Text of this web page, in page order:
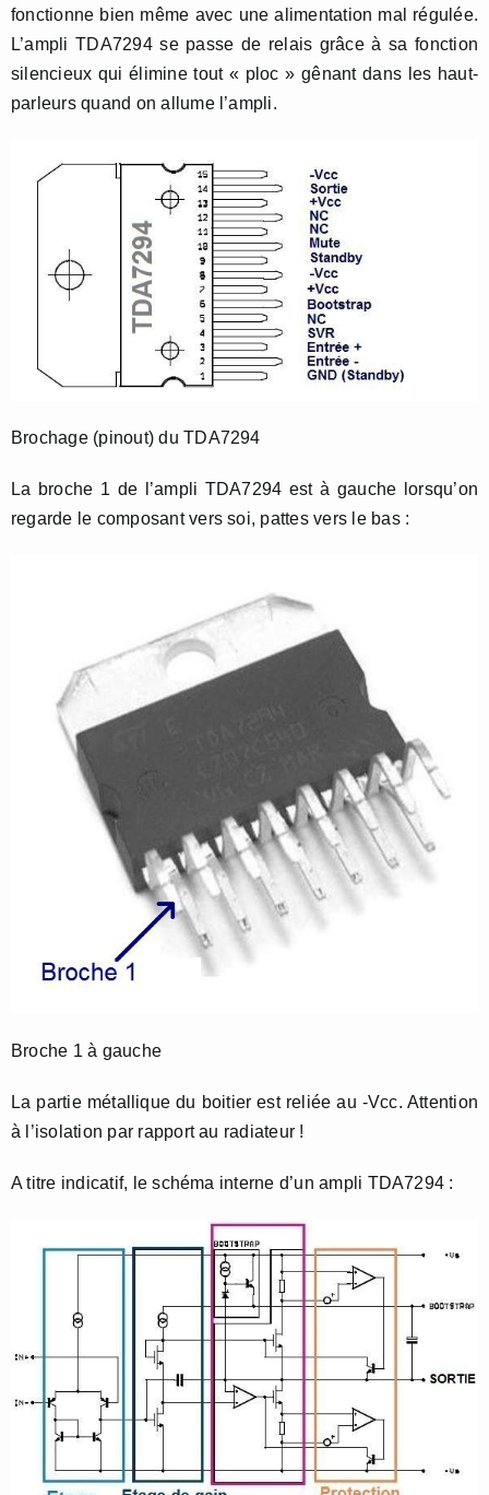
fonctionne bien même avec une alimentation mal régulée.
L’ampli TDA7294 se passe de relais grâce à sa fonction
silencieux qui élimine tout « ploc » gênant dans les haut-
parleurs quand on allume l’ampli.
Brochage (pinout) du TDA7294
La broche 1 de l’ampli TDA7294 est à gauche lorsqu’on
regarde le composant vers soi, pattes vers le bas :
Broche 1 à gauche
La partie métallique du boitier est reliée au -Vcc. Attention
à l’isolation par rapport au radiateur !
A titre indicatif, le schéma interne d’un ampli TDA7294 :